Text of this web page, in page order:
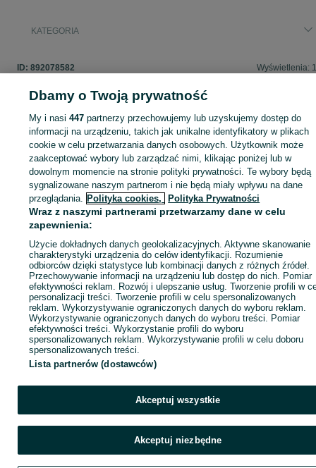
KATEGORIA
ID: 892078582 Wyświetlenia:
Zaloguj się lub załóż konto na OLX, aby skontaktować się z
sprzedającym
Zaloguj się / Załóż konto
Wyślij wiadomość
Dbamy o Twoją prywatność
My i nasi447 partnerzy przechowujemy lub uzyskujemy dostęp do
informacji na urządzeniu, takich jak unikalne identyfikatory w plikach
cookie w celu przetwarzania danych osobowych. Użytkownik może
zaakceptować wybory lub zarządzać nimi, klikając poniżej lub w
dowolnym momencie na stronie polityki prywatności. Te wybory będą
sygnalizowane naszym partnerom i nie będą miały wpływu na dane
przeglądania. Polityka cookies, Polityka Prywatności
Wraz z naszymi partnerami przetwarzamy dane w celu
zapewnienia:
Użycie dokładnych danych geolokalizacyjnych. Aktywne skanowanie
charakterystyki urządzenia do celów identyfikacji. Rozumienie
odbiorców dzięki statystyce lub kombinacji danych z różnych źródeł.
Przechowywanie informacji na urządzeniu lub dostęp do nich. Pomiar
efektywności reklam. Rozwój i ulepszanie usług. Tworzenie profili w
personalizacji treści. Tworzenie profili w celu spersonalizowanych
reklam. Wykorzystywanie ograniczonych danych do wyboru reklam.
Wykorzystywanie ograniczonych danych do wyboru treści. Pomiar
efektywności treści. Wykorzystanie profili do wyboru
spersonalizowanych reklam. Wykorzystywanie profili w celu doboru
spersonalizowanych treści.
Lista partnerów (dostawców)
Akceptuj wszystkie
Akceptuj niezbędne